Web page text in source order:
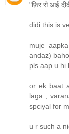
"फ़िर से आई
didi this is
muje
andaz)
pls aap u hi
or ek baat
laga ,
spciyal for
u r such a